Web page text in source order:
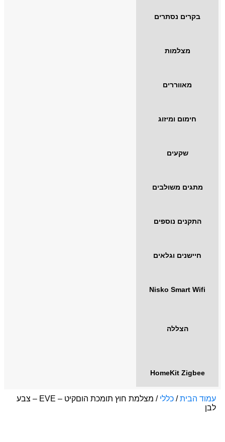
בקרים נסתרים
מצלמות
מאווררים
חימום ומיזוג
שקעים
מתגים משולבים
התקנים נוספים
חיישנים וגלאים
Nisko Smart Wifi
הצללה
HomeKit Zigbee
עמוד הבית/ כללי
/ מצלמת חוץ תומכת הוםקיט – EVE – צבע
לבן